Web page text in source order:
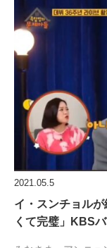
2021.05.5
イ・スンチョル
くて完璧」KBS